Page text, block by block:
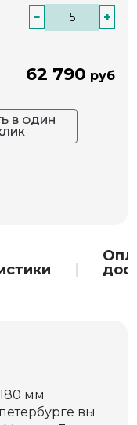
−
+
62 790 руб
В ОДИН
мм
вы